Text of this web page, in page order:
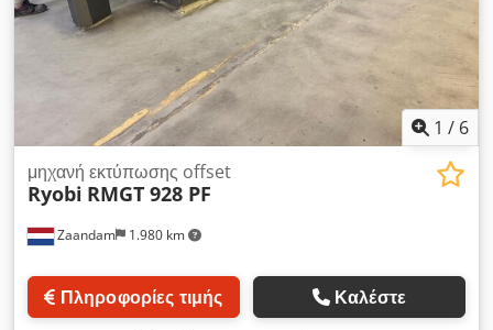
1 / 6
Zaandam 1.980 km
μηχανή εκτύπωσης offset
Ryobi RMGT 928 PF
Πληροφορίες τιμής Καλέστε